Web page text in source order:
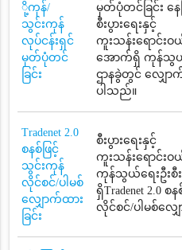
ို့ကုန်/
သွင်းကုန်
လုပ်ငန်းရှင်
မှတ်ပုံတင်
ခြင်း
မှတ်ပုံတင်ခြင်း န
စီးပွားရေးနှင့်
ကူးသန်းရောင်းဝ
အောက်ရှိ ကုန်သွယ်ရ
ဌာနခွဲတွင် လျှော
ပါသည်။
Tradenet 2.0
စနစ်ဖြင့်
သွင်းကုန်
လိုင်စင်/ပါမစ်
လျှောက်ထား
ခြင်း
စီးပွားရေးနှင့်
ကူးသန်းရောင်းဝယ်
ကုန်သွယ်ရေးဦးစီ
ရှိTradenet 2.0
လိုင်စင်/ပါမစ်လျှေ